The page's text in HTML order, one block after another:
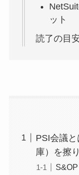
ット
読了の目
PSI会議
庫）を擦